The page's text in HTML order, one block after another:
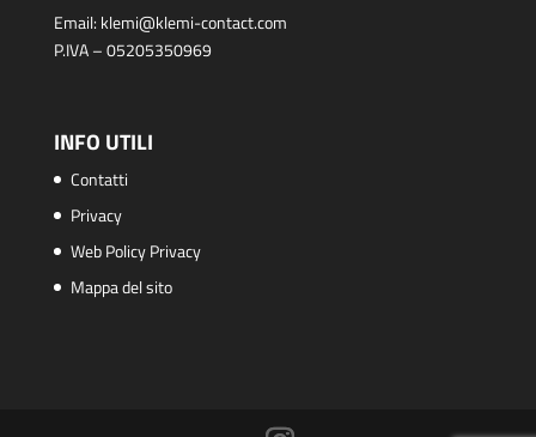
Email: klemi@klemi-contact.com
P.IVA – 05205350969
INFO UTILI
Contatti
Privacy
Web Policy Privacy
Mappa del sito